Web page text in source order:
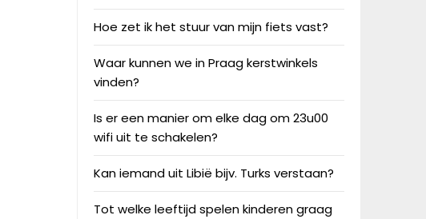
Hoe zet ik het stuur van mijn fiets vast?
Waar kunnen we in Praag kerstwinkels
vinden?
Is er een manier om elke dag om 23u00
wifi uit te schakelen?
Kan iemand uit Libië bijv. Turks verstaan?
Tot welke leeftijd spelen kinderen graag